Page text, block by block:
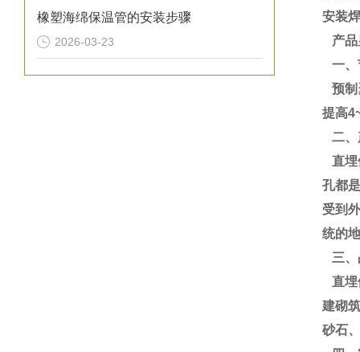
橡塑海绵保温管的安装步骤
2026-03-23
安装
产品
一、
预制
提高
二、
直埋
孔都
受到
统的
三、
直埋
建砌
砂石